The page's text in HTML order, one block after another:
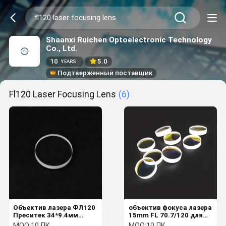
Shaanxi Ruichen Optoelectronic Technology
Co., Ltd.
10 YEARS
5.0
Подтверженный поставщик
Fl120 Laser Focusing Lens (6)
Объектив лазера ФЛ120
Преситек 34*9.4мм
фокусируя для
объектив фокуса лазера
15mm FL 70.7/120 для
сварочного аппарата